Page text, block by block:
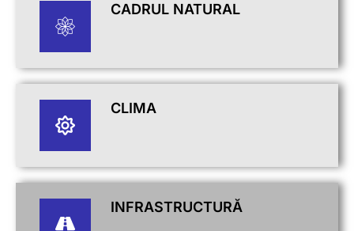
CADRUL NATURAL
CLIMA
INFRASTRUCTURĂ